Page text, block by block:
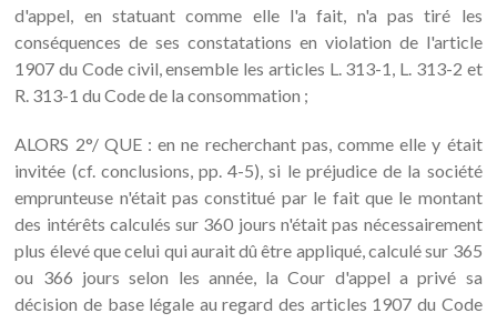
d'appel, en statuant comme elle l'a fait, n'a pas tiré les
conséquences de ses constatations en violation de l'article
1907 du Code civil, ensemble les articles L. 313-1, L. 313-2 et
R. 313-1 du Code de la consommation ;
ALORS 2°/ QUE : en ne recherchant pas, comme elle y était
invitée (cf. conclusions, pp. 4-5), si le préjudice de la société
emprunteuse n'était pas constitué par le fait que le montant
des intérêts calculés sur 360 jours n'était pas nécessairement
plus élevé que celui qui aurait dû être appliqué, calculé sur 365
ou 366 jours selon les année, la Cour d'appel a privé sa
décision de base légale au regard des articles 1907 du Code